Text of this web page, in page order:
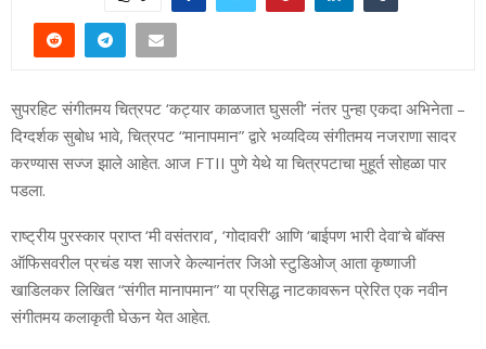
सुपरहिट संगीतमय चित्रपट ‘कट्यार काळजात घुसली’ नंतर पुन्हा एकदा अभिनेता –
दिग्दर्शक सुबोध भावे, चित्रपट “मानापमान” द्वारे भव्यदिव्य संगीतमय नजराणा सादर
करण्यास सज्ज झाले आहेत. आज FTII पुणे येथे या चित्रपटाचा मुहूर्त सोहळा पार
पडला.
राष्ट्रीय पुरस्कार प्राप्त ‘मी वसंतराव’, ‘गोदावरी’ आणि ‘बाईपण भारी देवा’चे बॉक्स
ऑफिसवरील प्रचंड यश साजरे केल्यानंतर जिओ स्टुडिओज् आता कृष्णाजी
खाडिलकर लिखित “संगीत मानापमान” या प्रसिद्ध नाटकावरून प्रेरित एक नवीन
संगीतमय कलाकृती घेऊन येत आहेत.